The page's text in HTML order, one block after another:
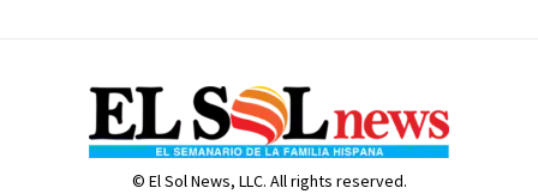
© El Sol News, LLC. All rights reserved.